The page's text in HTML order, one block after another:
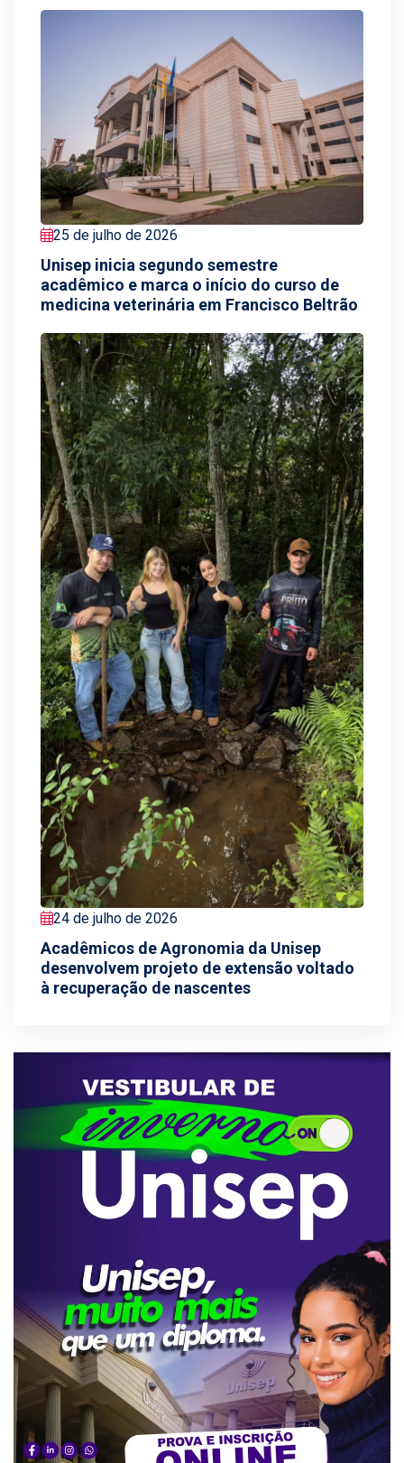
25 de julho de 2026
Unisep inicia segundo semestre
acadêmico e marca o início do curso de
medicina veterinária em Francisco Beltrão
24 de julho de 2026
Acadêmicos de Agronomia da Unisep
desenvolvem projeto de extensão voltado
à recuperação de nascentes